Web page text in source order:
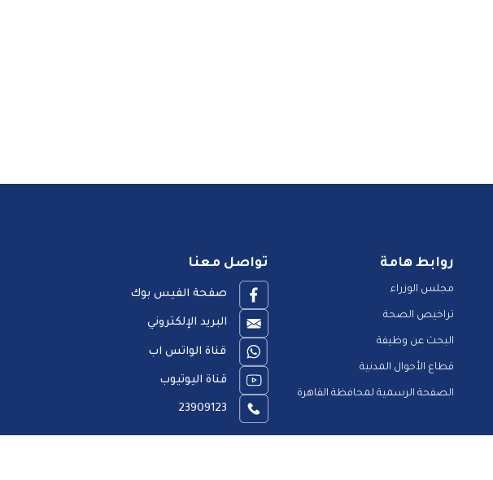
روابط هامة
مجلس الوزراء
تراخيص الصحة
البحث عن وظيفة
قطاع الأحوال المدنية
الصفحة الرسمية لمحافظة القاهرة
تواصل معنا
صفحة الفيس بوك
البريد الإلكتروني
قناة الواتس اب
قناة اليوتيوب
23909123